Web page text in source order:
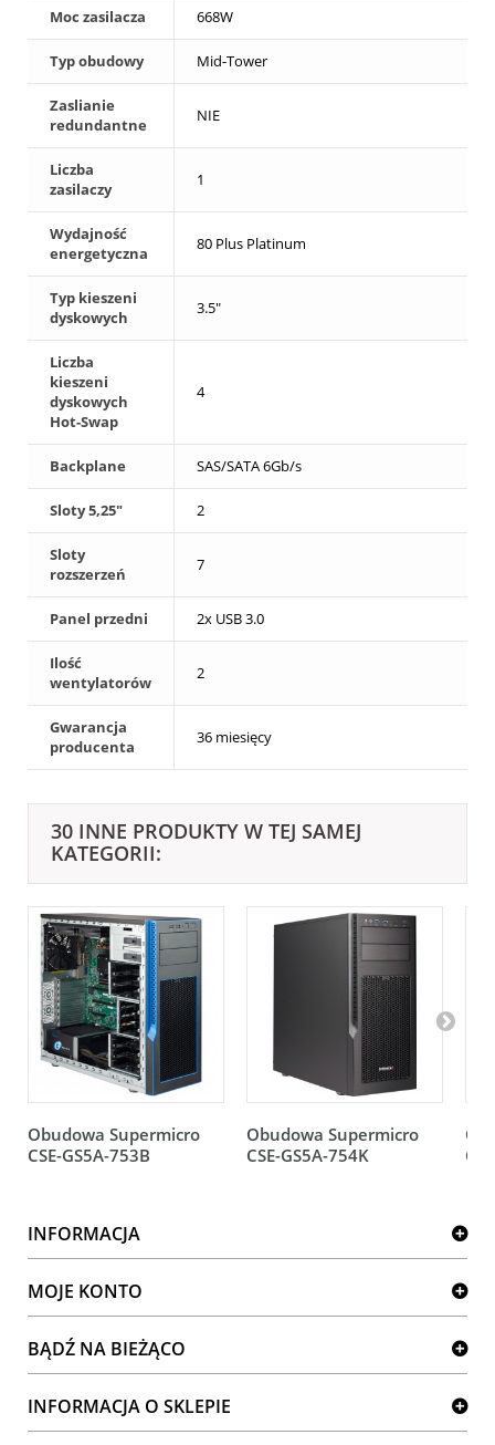
Moc zasilacza 668W
Typ obudowy Mid-Tower
Zaslianie
redundantne
NIE
Liczba
zasilaczy
1
Wydajność
energetyczna
80 Plus Platinum
Typ kieszeni
dyskowych
3.5"
Liczba
kieszeni
dyskowych
Hot-Swap
4
Backplane SAS/SATA 6Gb/s
Sloty 5,25" 2
Sloty
rozszerzeń
7
Panel przedni 2x USB 3.0
Ilość
wentylatorów
2
Gwarancja
producenta
36 miesięcy
30 INNE PRODUKTY W TEJ SAMEJ
KATEGORII:
Obudowa Supermicro
CSE-GS5A-753B
Obudowa Supermicro
CSE-GS5A-754K
INFORMACJA
MOJE KONTO
BĄDŹ NA BIEŻĄCO
INFORMACJA O SKLEPIE